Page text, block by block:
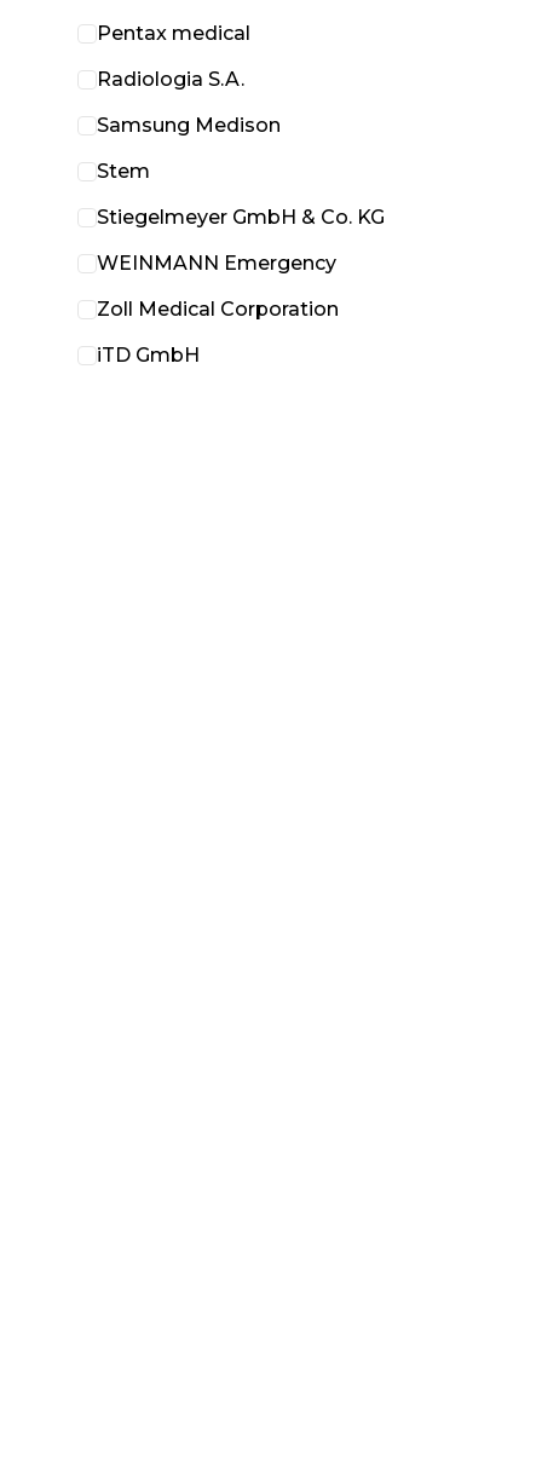
Pentax medical
Radiologia S.A.
Samsung Medison
Stem
Stiegelmeyer GmbH & Co. KG
WEINMANN Emergency
Zoll Medical Corporation
iTD GmbH